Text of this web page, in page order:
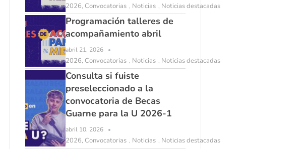
2026, Convocatorias , Noticias , Noticias destacadas
Programación talleres de
acompañamiento abril
abril 21, 2026
2026, Convocatorias , Noticias , Noticias destacadas
Consulta si fuiste
preseleccionado a la
convocatoria de Becas
Guarne para la U 2026-1
abril 10, 2026
2026, Convocatorias , Noticias , Noticias destacadas